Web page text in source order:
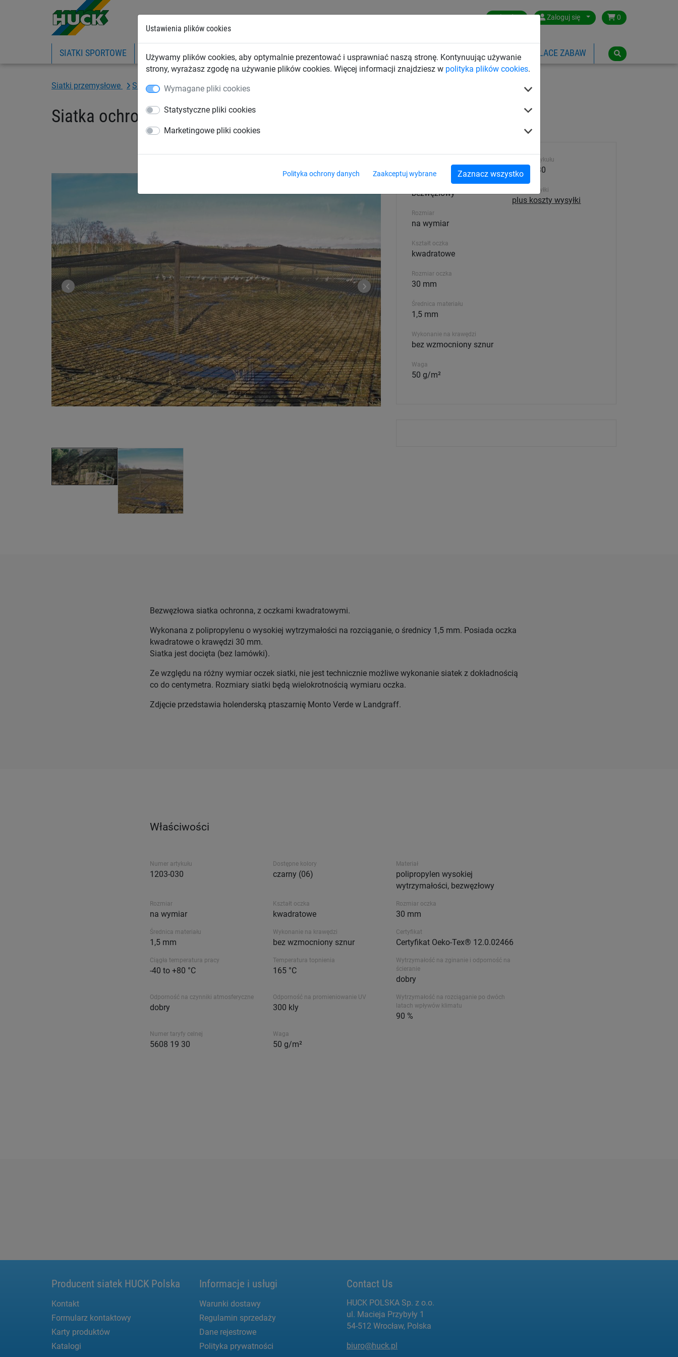
Ustawienia plików cookies
Używamy plików cookies, aby optymalnie prezentować i usprawniać naszą stronę. Kontynuując używanie
strony, wyrażasz zgodę na używanie plików cookies. Więcej informacji znajdziesz w polityka plików cookies.
Wymagane pliki cookies
Statystyczne pliki cookies
Marketingowe pliki cookies
Polityka ochrony danych Zaakceptuj wybrane Zaznacz wszystko
Poland Zaloguj się 0
SIATKI SPORTOWE PIŁKOCHWYTY SIATKI PRZEMYSŁOWE SIATKI BUDOWLANE SIATKI TRANSPORTOWE LINOWE PLACE ZABAW
Siatki przemysłowe Siatki na wymiar Siatki polipropylenowe
Siatka ochronna (ø 1,5 mm, oczko 30 mm)
polipropylen wysokiej
wytrzymałości,
bezwęzłowy
Rozmiar
na wymiar
Kształt oczka
kwadratowe
Rozmiar oczka
30 mm
Średnica materiału
1,5 mm
Wykonanie na krawędzi
bez wzmocniony sznur
Waga
50 g/m²
Numer artykułu
1203-030
Koszt wysyłki
plus koszty wysyłki
Bezwęzłowa siatka ochronna, z oczkami kwadratowymi.
Wykonana z polipropylenu o wysokiej wytrzymałości na rozciąganie, o średnicy 1,5 mm. Posiada oczka
kwadratowe o krawędzi 30 mm.
Siatka jest docięta (bez lamówki).
Ze względu na różny wymiar oczek siatki, nie jest technicznie możliwe wykonanie siatek z dokładnością
co do centymetra. Rozmiary siatki będą wielokrotnością wymiaru oczka.
Zdjęcie przedstawia holenderską ptaszarnię Monto Verde w Landgraff.
Właściwości
Numer artykułu
1203-030
Dostępne kolory
czarny (06)
Materiał
polipropylen wysokiej
wytrzymałości, bezwęzłowy
Rozmiar
na wymiar
Kształt oczka
kwadratowe
Rozmiar oczka
30 mm
Średnica materiału
1,5 mm
Wykonanie na krawędzi
bez wzmocniony sznur
Certyfikat
Certyfikat Oeko-Tex® 12.0.02466
Ciągła temperatura pracy
-40 to +80 °C
Temperatura topnienia
165 °C
Wytrzymałość na zginanie i odporność na
ścieranie
dobry
Odporność na czynniki atmosferyczne
dobry
Odporność na promieniowanie UV
300 kly
Wytrzymałość na rozciąganie po dwóch
latach wpływów klimatu
90 %
Numer taryfy celnej
5608 19 30
Waga
50 g/m²
Producent siatek HUCK Polska
Kontakt
Formularz kontaktowy
Karty produktów
Katalogi
Informacje i usługi
Warunki dostawy
Regulamin sprzedaży
Dane rejestrowe
Polityka prywatności
Contact Us
HUCK POLSKA Sp. z o.o.
ul. Macieja Przybyły 1
54-512 Wrocław, Polska
biuro@huck.pl